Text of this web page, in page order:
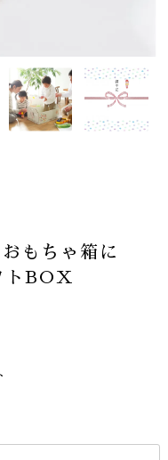
もちゃ箱に
トBOX